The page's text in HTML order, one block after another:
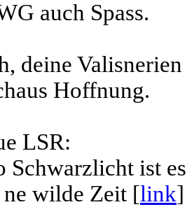
auch Spass.
deine
Hoffnung.
LSR:
Schwarzlicht ist
ne wilde Zeit [link]